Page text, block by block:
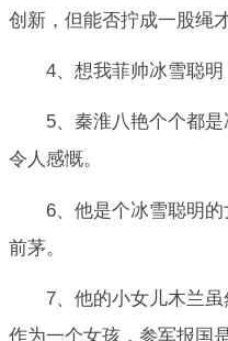
创新，但能否拧成一股绳
4、想我菲帅冰雪聪
5、秦淮八艳个个都
令人感慨。
6、他是个冰雪聪明
前茅。
7、他的小女儿木兰
作为一个女孩，参军报国